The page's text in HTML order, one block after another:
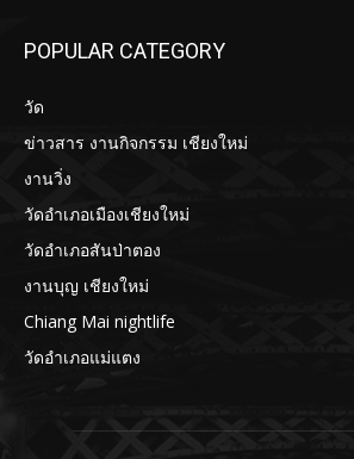
POPULAR CATEGORY
วัด
ข่าวสาร งานกิจกรรม เชียงใหม่
งานวิ่ง
วัดอำเภอเมืองเชียงใหม่
วัดอำเภอสันป่าตอง
งานบุญ เชียงใหม่
Chiang Mai nightlife
วัดอำเภอแม่แตง